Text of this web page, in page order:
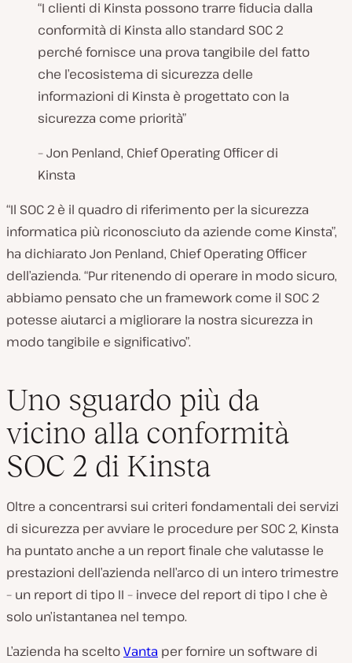
“I clienti di Kinsta possono trarre fiducia dalla
conformità di Kinsta allo standard SOC 2
perché fornisce una prova tangibile del fatto
che l’ecosistema di sicurezza delle
informazioni di Kinsta è progettato con la
sicurezza come priorità”
– Jon Penland, Chief Operating Officer di
Kinsta
“Il SOC 2 è il quadro di riferimento per la sicurezza
informatica più riconosciuto da aziende come Kinsta”,
ha dichiarato Jon Penland, Chief Operating Officer
dell’azienda. “Pur ritenendo di operare in modo sicuro,
abbiamo pensato che un framework come il SOC 2
potesse aiutarci a migliorare la nostra sicurezza in
modo tangibile e significativo”.
Uno sguardo più da
vicino alla conformità
SOC 2 di Kinsta
Oltre a concentrarsi sui criteri fondamentali dei servizi
di sicurezza per avviare le procedure per SOC 2, Kinsta
ha puntato anche a un report finale che valutasse le
prestazioni dell’azienda nell’arco di un intero trimestre
– un report di tipo II – invece del report di tipo I che è
solo un’istantanea nel tempo.
L’azienda ha sceltoVanta per fornire un software di